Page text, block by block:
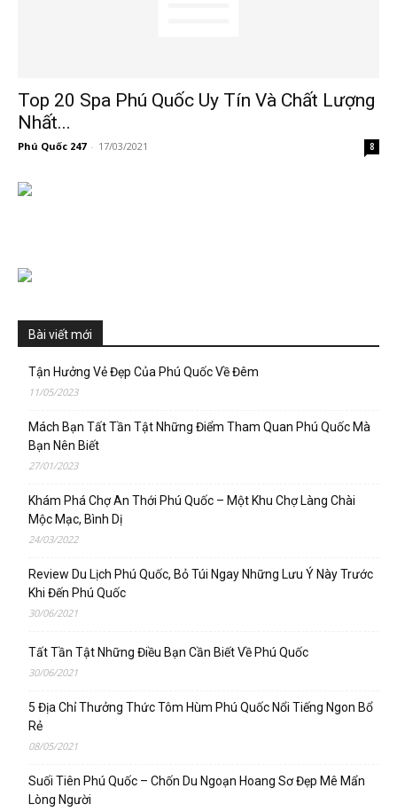
Top 20 Spa Phú Quốc Uy Tín Và Chất Lượng
Nhất...
Phú Quốc 247 - 17/03/2021 8
Bài viết mới
Tận Hưởng Vẻ Đẹp Của Phú Quốc Về Đêm
11/05/2023
Mách Bạn Tất Tần Tật Những Điểm Tham Quan Phú Quốc Mà
Bạn Nên Biết
27/01/2023
Khám Phá Chợ An Thới Phú Quốc – Một Khu Chợ Làng Chài
Mộc Mạc, Bình Dị
24/03/2022
Review Du Lịch Phú Quốc, Bỏ Túi Ngay Những Lưu Ý Này Trước
Khi Đến Phú Quốc
30/06/2021
Tất Tần Tật Những Điều Bạn Cần Biết Về Phú Quốc
30/06/2021
5 Địa Chỉ Thưởng Thức Tôm Hùm Phú Quốc Nổi Tiếng Ngon Bổ
Rẻ
08/05/2021
Suối Tiên Phú Quốc – Chốn Du Ngoạn Hoang Sơ Đẹp Mê Mẩn
Lòng Người